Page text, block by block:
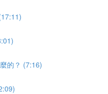
的？ (7:16)